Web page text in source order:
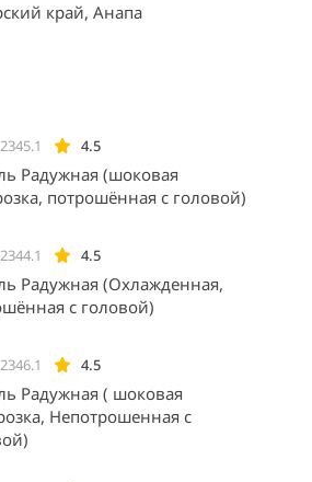
край, Анапа
4.5
Радужная (шоковая
потрошённая с головой)
4.5
Радужная (Охлажденная,
с головой)
4.5
Радужная ( шоковая
Непотрошенная с